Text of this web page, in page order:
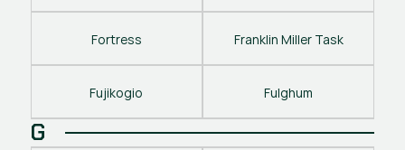
Fortress Franklin Miller Task
Fujikogio Fulghum
G